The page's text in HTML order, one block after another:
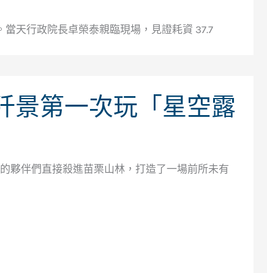
天行政院長卓榮泰親臨現場，見證耗資 37.7
景第一次玩「星空露
夥伴們直接殺進苗栗山林，打造了一場前所未有